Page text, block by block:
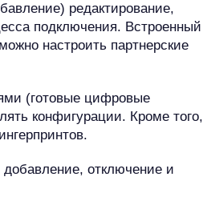
редактирование,
подключения. Встроенный
настроить партнерские
(готовые цифровые
конфигурации. Кроме того,
отключение и